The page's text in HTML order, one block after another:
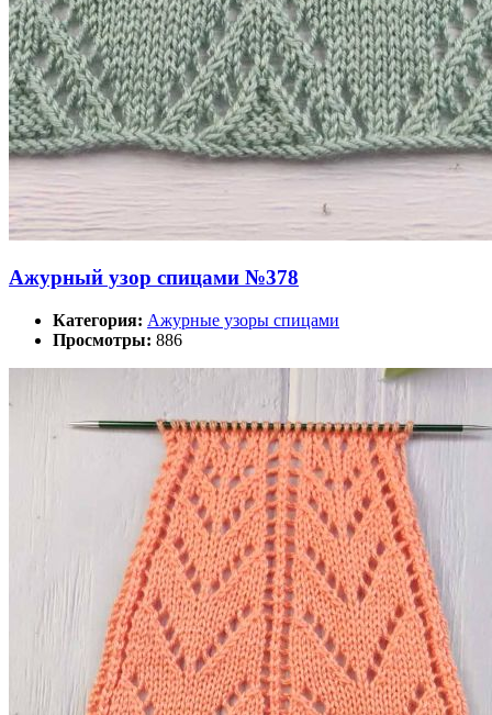
Ажурный узор спицами №378
Категория: Ажурные узоры спицами
Просмотры: 886